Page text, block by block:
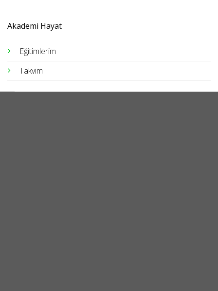
Akademi Hayat
Eğitimlerim
Takvim